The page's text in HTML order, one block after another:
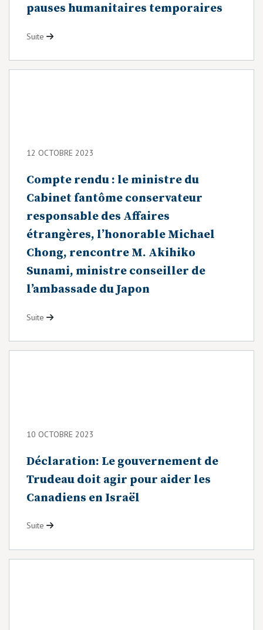
pauses humanitaires temporaires
Suite
12 OCTOBRE 2023
Compte rendu : le ministre du
Cabinet fantôme conservateur
responsable des Affaires
étrangères, l’honorable Michael
Chong, rencontre M. Akihiko
Sunami, ministre conseiller de
l’ambassade du Japon
Suite
10 OCTOBRE 2023
Déclaration: Le gouvernement de
Trudeau doit agir pour aider les
Canadiens en Israël
Suite